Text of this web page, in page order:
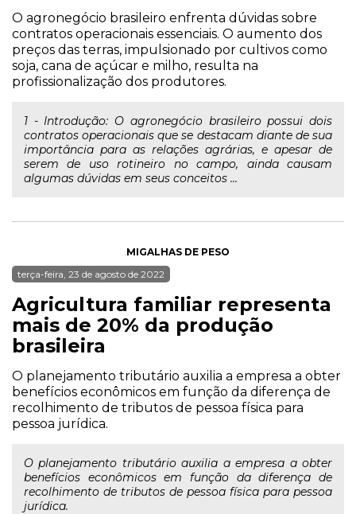
O agronegócio brasileiro enfrenta dúvidas sobre
contratos operacionais essenciais. O aumento dos
preços das terras, impulsionado por cultivos como
soja, cana de açúcar e milho, resulta na
profissionalização dos produtores.
1 - Introdução: O agronegócio brasileiro possui dois
contratos operacionais que se destacam diante de sua
importância para as relações agrárias, e apesar de
serem de uso rotineiro no campo, ainda causam
algumas dúvidas em seus conceitos ...
MIGALHAS DE PESO
terça-feira, 23 de agosto de 2022
Agricultura familiar representa
mais de 20% da produção
brasileira
O planejamento tributário auxilia a empresa a obter
benefícios econômicos em função da diferença de
recolhimento de tributos de pessoa física para
pessoa jurídica.
O planejamento tributário auxilia a empresa a obter
benefícios econômicos em função da diferença de
recolhimento de tributos de pessoa física para pessoa
jurídica.